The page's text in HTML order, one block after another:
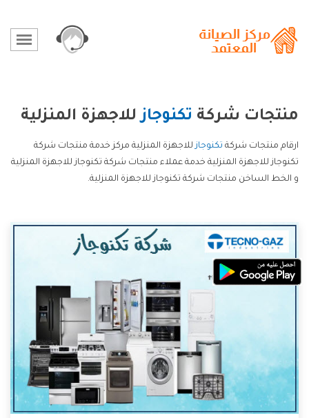
منتجات شركة تكنوجازللاجهزة المنزلية
ارقام منتجات شركة تكنوجازللاجهزة المنزلية مركز خدمة منتجات شركة
تكنوجاز للاجهزة المنزلية خدمة عملاء منتجات شركة تكنوجاز للاجهزة المنزلية
و الخط الساخن منتجات شركة تكنوجاز للاجهزة المنزلية.